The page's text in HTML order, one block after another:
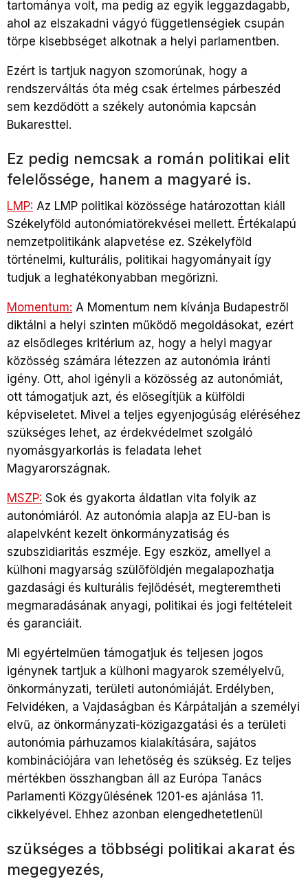
tartománya volt, ma pedig az egyik leggazdagabb,
ahol az elszakadni vágyó függetlenségiek csupán
törpe kisebbséget alkotnak a helyi parlamentben.
Ezért is tartjuk nagyon szomorúnak, hogy a
rendszerváltás óta még csak értelmes párbeszéd
sem kezdődött a székely autonómia kapcsán
Bukaresttel.
Ez pedig nemcsak a román politikai elit
felelőssége, hanem a magyaré is.
LMP: Az LMP politikai közössége határozottan kiáll
Székelyföld autonómiatörekvései mellett. Értékalapú
nemzetpolitikánk alapvetése ez. Székelyföld
történelmi, kulturális, politikai hagyományait így
tudjuk a leghatékonyabban megőrizni.
Momentum: A Momentum nem kívánja Budapestről
diktálni a helyi szinten működő megoldásokat, ezért
az elsődleges kritérium az, hogy a helyi magyar
közösség számára létezzen az autonómia iránti
igény. Ott, ahol igényli a közösség az autonómiát,
ott támogatjuk azt, és elősegítjük a külföldi
képviseletet. Mivel a teljes egyenjogúság eléréséhez
szükséges lehet, az érdekvédelmet szolgáló
nyomásgyarkorlás is feladata lehet
Magyarországnak.
MSZP: Sok és gyakorta áldatlan vita folyik az
autonómiáról. Az autonómia alapja az EU-ban is
alapelvként kezelt önkormányzatiság és
szubszidiaritás eszméje. Egy eszköz, amellyel a
külhoni magyarság szülőföldjén megalapozhatja
gazdasági és kulturális fejlődését, megteremtheti
megmaradásának anyagi, politikai és jogi feltételeit
és garanciáit.
Mi egyértelműen támogatjuk és teljesen jogos
igénynek tartjuk a külhoni magyarok személyelvű,
önkormányzati, területi autonómiáját. Erdélyben,
Felvidéken, a Vajdaságban és Kárpátalján a személyi
elvű, az önkormányzati-közigazgatási és a területi
autonómia párhuzamos kialakítására, sajátos
kombinációjára van lehetőség és szükség. Ez teljes
mértékben összhangban áll az Európa Tanács
Parlamenti Közgyűlésének 1201-es ajánlása 11.
cikkelyével. Ehhez azonban elengedhetetlenül
szükséges a többségi politikai akarat és
megegyezés,